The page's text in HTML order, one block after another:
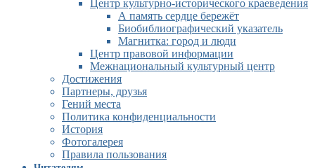
Центр культурно-исторического краеведения
А память сердце бережёт
Биобиблиографический указатель
Магнитка: город и люди
Центр правовой информации
Межнациональный культурный центр
Достижения
Партнеры, друзья
Гений места
Политика конфиденциальности
История
Фотогалерея
Правила пользования